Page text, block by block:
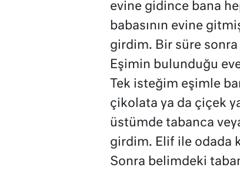
evine gidince bana
babasının evine
girdim. Bir süre sonra
Eşimin bulunduğu
Tek isteğim eşimle
çikolata ya da çiçek
üstümde tabanca
girdim. Elif ile odada
Sonra belimdeki